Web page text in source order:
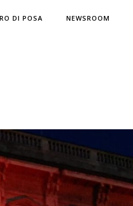
DI POSA NEWSROOM